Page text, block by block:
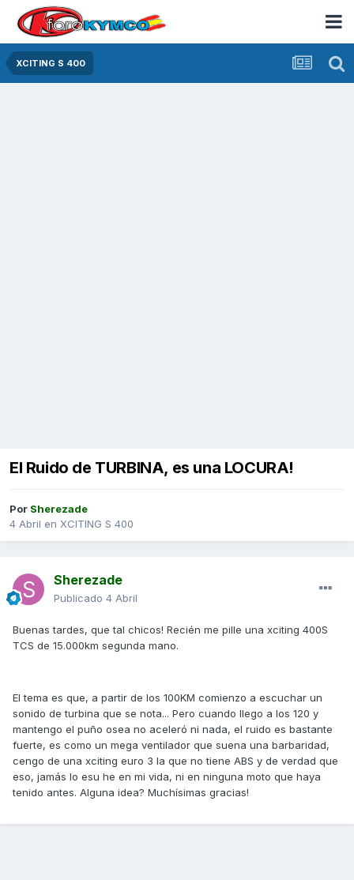
XCITING S 400
El Ruido de TURBINA, es una LOCURA!
Por Sherezade
4 Abril en XCITING S 400
Sherezade
Publicado 4 Abril
Buenas tardes, que tal chicos! Recién me pille una xciting 400S
TCS de 15.000km segunda mano.
El tema es que, a partir de los 100KM comienzo a escuchar un
sonido de turbina que se nota... Pero cuando llego a los 120 y
mantengo el puño osea no aceleró ni nada, el ruido es bastante
fuerte, es como un mega ventilador que suena una barbaridad,
cengo de una xciting euro 3 la que no tiene ABS y de verdad que
eso, jamás lo esu he en mi vida, ni en ninguna moto que haya
tenido antes. Alguna idea? Muchísimas gracias!